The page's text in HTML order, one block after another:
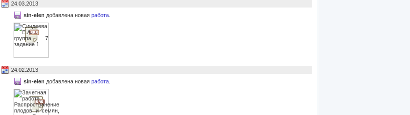
24.03.2013
sin-elen добавлена новая работа
24.02.2013
sin-elen добавлена новая работа